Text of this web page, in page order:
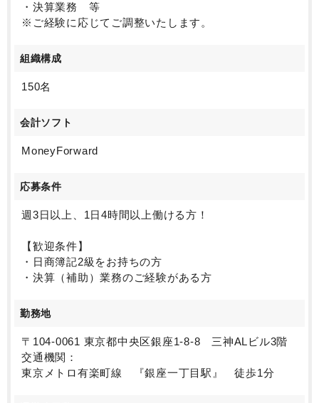
・決算業務 等
※ご経験に応じてご調整いたします。
組織構成
150名
会計ソフト
MoneyForward
応募条件
週3日以上、1日4時間以上働ける方！
【歓迎条件】
・日商簿記2級をお持ちの方
・決算（補助）業務のご経験がある方
勤務地
〒104-0061 東京都中央区銀座1-8-8 三神ALビル3階
交通機関：
東京メトロ有楽町線 『銀座一丁目駅』 徒歩1分